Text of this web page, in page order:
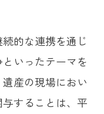
的な連携を通じ
いったテーマを
産の現場におい
することは、平